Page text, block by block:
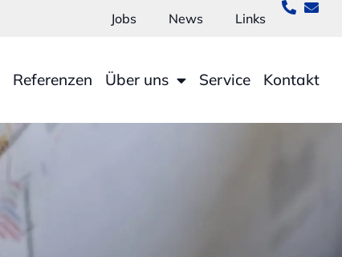
Jobs News Links
Referenzen Über uns Service Kontakt